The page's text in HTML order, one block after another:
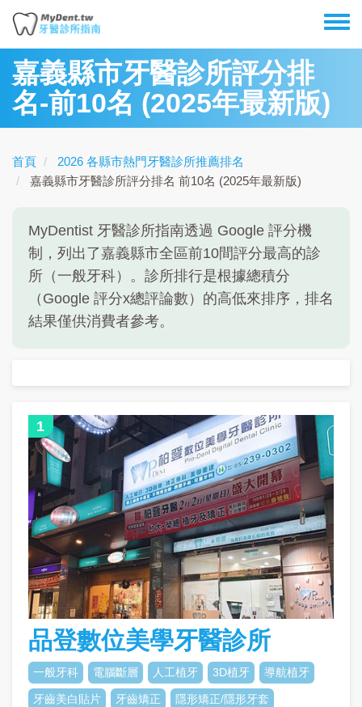
移
主
內
容
嘉義縣市牙醫診所評分排
名-前10名 (2025年最新版)
首頁
2026 各縣市熱門牙醫診所推薦排名
嘉義縣市牙醫診所評分排名 前10名 (2025年最新版)
MyDentist 牙醫診所指南透過 Google 評分機
制，列出了嘉義縣市全區前10間評分最高的診
所（一般牙科）。診所排行是根據總積分
（Google 評分x總評論數）的高低來排序，排名
結果僅供消費者參考。
1
品登數位美學牙醫診所
一般牙科 電腦斷層 人工植牙 3D植牙 導航植牙
牙齒美白貼片 牙齒矯正 隱形矯正/隱形牙套